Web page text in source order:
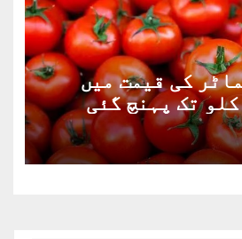
کی قیمت میں